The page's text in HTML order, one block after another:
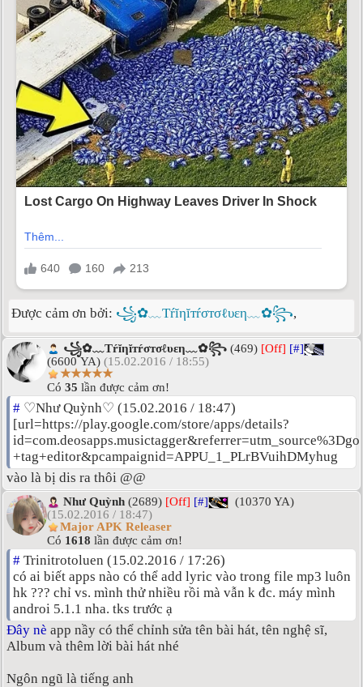
Được cảm ơn bởi: ꧁✿﹏Tŕĭηĭтŕσтσℓυεη﹏✿꧂,
꧁✿﹏Tŕĭηĭтŕσтσℓυεη﹏✿꧂ (469) [Off] [#]
(6600 YA) (15.02.2016 / 18:55)
★★★★★
Có 35 lần được cảm ơn!
# ♡Như Quỳnh♡ (15.02.2016 / 18:47)
[url=https://play.google.com/store/apps/details?
+tag+editor&pcampaignid=APPU_1_PLrBVuihDMyhug
vào là bị dis ra thôi @@
Như Quỳnh (2689) [Off] [#]
(10370 YA)
(15.02.2016 / 18:47)
Major APK Releaser
Có 1618 lần được cảm ơn!
# Trinitrotoluen (15.02.2016 / 17:26)
có ai biết apps nào có thể add lyric vào trong file mp3 luôn
hk ??? chỉ vs. mình thử nhiều rồi mà vẫn k đc. máy mình
androi 5.1.1 nha. tks trước ạ
Đây nè app nầy có thể chỉnh sửa tên bài hát, tên nghệ sĩ,
Album và thêm lời bài hát nhé
Ngôn ngũ là tiếng anh